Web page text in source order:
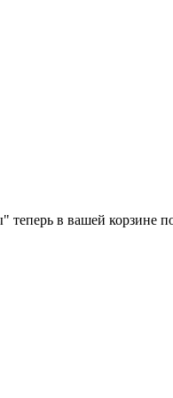
теперь в вашей корзине